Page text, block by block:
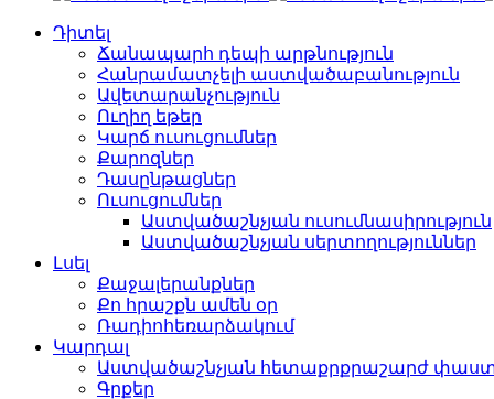
Դիտել
Ճանապարհ դեպի արթնություն
Հանրամատչելի աստվածաբանություն
Ավետարանչություն
Ուղիղ եթեր
Կարճ ուսուցումներ
Քարոզներ
Դասընթացներ
Ուսուցումներ
Աստվածաշնչյան ուսումնասիրություն
Աստվածաշնչյան սերտողություններ
Լսել
Քաջալերանքներ
Քո հրաշքն ամեն օր
Ռադիոհեռարձակում
Կարդալ
Աստվածաշնչյան հետաքրքրաշարժ
Գրքեր